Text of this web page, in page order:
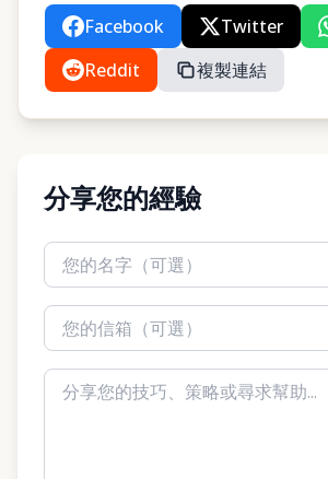
Facebook Twitter
Reddit
複製連結
分享您的經驗